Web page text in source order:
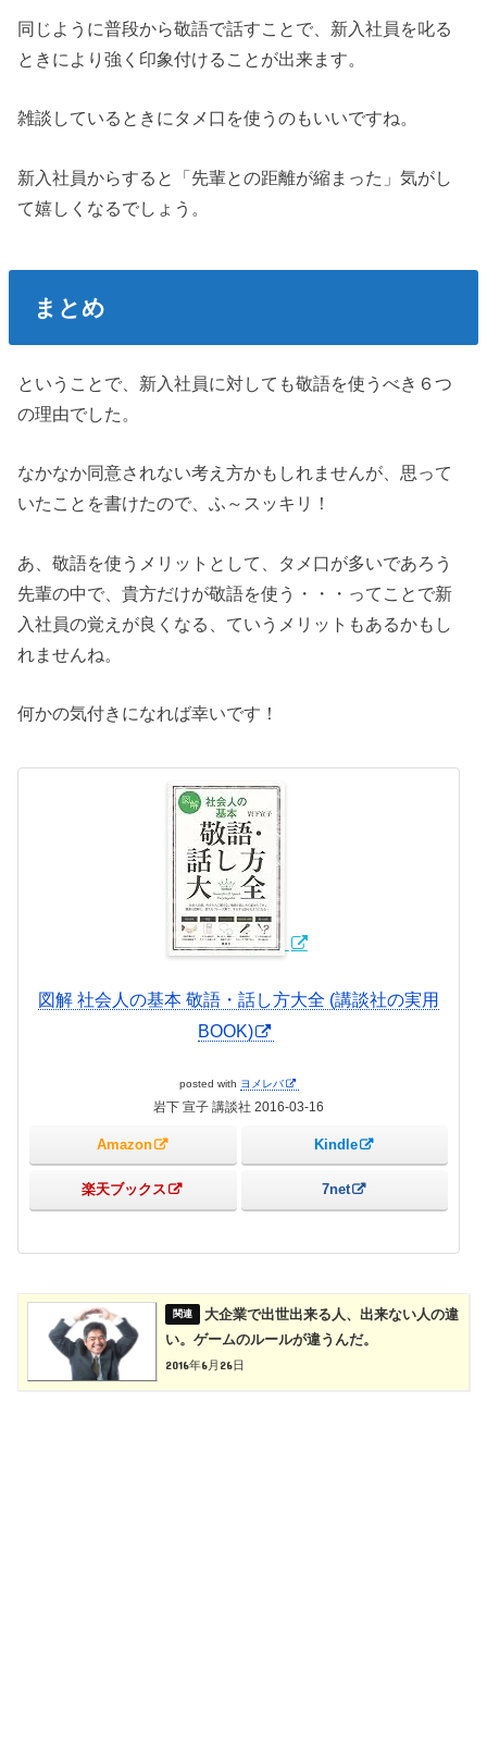
同じように普段から敬語で話すことで、新入社員を叱る
ときにより強く印象付けることが出来ます。
雑談しているときにタメ口を使うのもいいですね。
新入社員からすると「先輩との距離が縮まった」気がし
て嬉しくなるでしょう。
まとめ
ということで、新入社員に対しても敬語を使うべき６つ
の理由でした。
なかなか同意されない考え方かもしれませんが、思って
いたことを書けたので、ふ～スッキリ！
あ、敬語を使うメリットとして、タメ口が多いであろう
先輩の中で、貴方だけが敬語を使う・・・ってことで新
入社員の覚えが良くなる、ていうメリットもあるかもし
れませんね。
何かの気付きになれば幸いです！
図解 社会人の基本 敬語・話し方大全 (講談社の実用
BOOK)
posted with ヨメレバ
岩下 宣子 講談社 2016-03-16
Amazon Kindle
楽天ブックス 7net
大企業で出世出来る人、出来ない人の違
い。ゲームのルールが違うんだ。
2016年6月26日